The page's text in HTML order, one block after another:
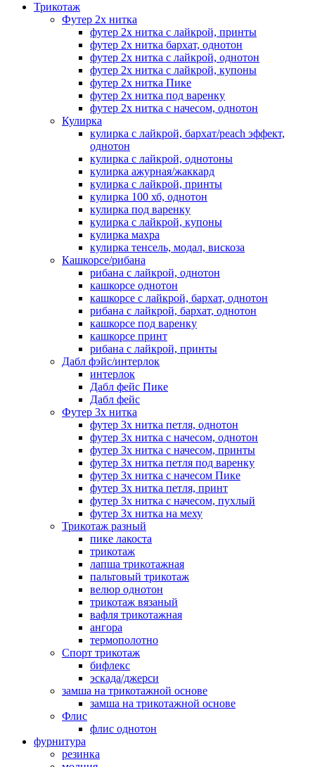
Трикотаж
Футер 2х нитка
футер 2х нитка с лайкрой, принты
футер 2х нитка бархат, однотон
футер 2х нитка с лайкрой, однотон
футер 2х нитка с лайкрой, купоны
футер 2х нитка Пике
футер 2х нитка под варенку
футер 2х нитка с начесом, однотон
Кулирка
кулирка с лайкрой, бархат/peach эффект,
однотон
кулирка с лайкрой, однотоны
кулирка ажурная/жаккард
кулирка с лайкрой, принты
кулирка 100 хб, однотон
кулирка под варенку
кулирка с лайкрой, купоны
кулирка махра
кулирка тенсель, модал, вискоза
Кашкорсе/рибана
рибана с лайкрой, однотон
кашкорсе однотон
кашкорсе с лайкрой, бархат, однотон
рибана с лайкрой, бархат, однотон
кашкорсе под варенку
кашкорсе принт
рибана с лайкрой, принты
Дабл фэйс/интерлок
интерлок
Дабл фейс Пике
Дабл фейс
Футер 3х нитка
футер 3х нитка петля, однотон
футер 3х нитка с начесом, однотон
футер 3х нитка с начесом, принты
футер 3х нитка петля под варенку
футер 3х нитка с начесом Пике
футер 3х нитка петля, принт
футер 3х нитка с начесом, пухлый
футер 3х нитка на меху
Трикотаж разный
пике лакоста
трикотаж
лапша трикотажная
пальтовый трикотаж
велюр однотон
трикотаж вязаный
вафля трикотажная
ангора
термополотно
Спорт трикотаж
бифлекс
эскада/джерси
замша на трикотажной основе
замша на трикотажной основе
Флис
флис однотон
фурнитура
резинка